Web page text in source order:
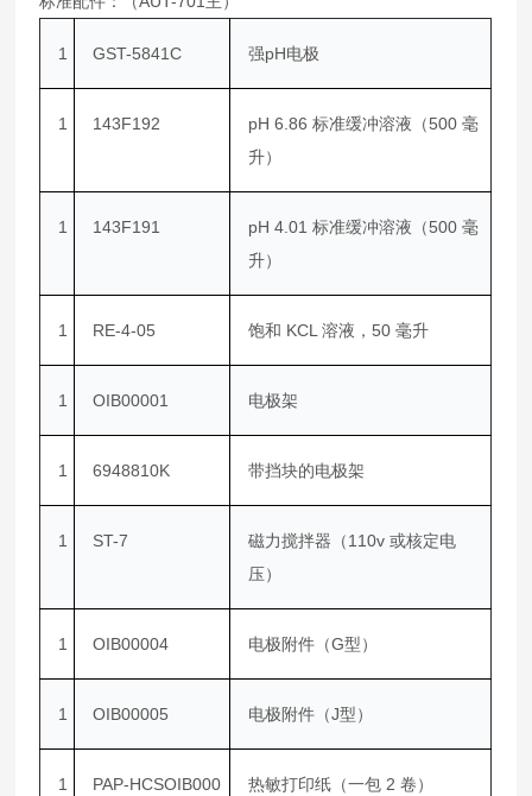
1 GST-5841C 强pH电极
1 143F192
pH 6.86 标准缓冲溶液（500 毫
升）
1 143F191
pH 4.01 标准缓冲溶液（500 毫
升）
1 RE-4-05 饱和 KCL 溶液，50 毫升
1 OIB00001 电极架
1 6948810K 带挡块的电极架
1 ST-7
磁力搅拌器（110v 或核定电
压）
1 OIB00004 电极附件（G型）
1 OIB00005 电极附件（J型）
1
PAP-HCSOIB000
热敏打印纸（一包 2 卷）